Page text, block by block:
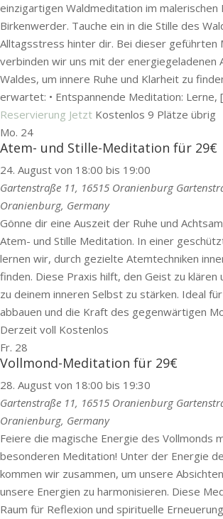
einzigartigen Waldmeditation im malerischen
Birkenwerder. Tauche ein in die Stille des
Alltagsstress hinter dir. Bei dieser geführten
verbinden wir uns mit der energiegeladenen
Waldes, um innere Ruhe und Klarheit zu
erwartet: • Entspannende Meditation: Lerne,
Reservierung Jetzt Kostenlos 9 Plätze übrig
Mo. 24
Atem- und Stille-Meditation für 29€
24. August von 18:00 bis 19:00
Gartenstraße 11, 16515 Oranienburg
Oranienburg, Germany
Gönne dir eine Auszeit der Ruhe und
Atem- und Stille Meditation. In einer
lernen wir, durch gezielte Atemtechniken
finden. Diese Praxis hilft, den Geist zu klären
zu deinem inneren Selbst zu stärken. Ideal
abbauen und die Kraft des gegenwärtigen
Derzeit voll Kostenlos
Fr. 28
Vollmond-Meditation für 29€
28. August von 18:00 bis 19:30
Gartenstraße 11, 16515 Oranienburg
Oranienburg, Germany
Feiere die magische Energie des Vollmonds
besonderen Meditation! Unter der Energie
kommen wir zusammen, um unsere
unsere Energien zu harmonisieren. Diese
Raum für Reflexion und spirituelle